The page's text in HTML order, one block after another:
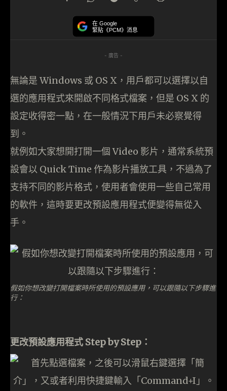
在 Google
緊貼《PCM》消息
- 廣告 -
無論是 Windows 或 OS X，用戶都可以選擇以自
選的應用程式來開啟不同格式檔案，但是 OS X 的
設定收得密一點，在一般情況下用戶未必察覺得
到。
就例如大家想開打開一個 Video 影片，通常系統預
設會以 Quick Time 作為影片播放工具，不過為了
支持不同的影片格式，使用者會使用一些自己常用
的軟件，這時要更改預設應用程式便變得無從入
手。
假如你想改變打開檔案時所使用的預設應用，可以跟隨以下步驟進
行：
更改預設應用程式 Step by Step：